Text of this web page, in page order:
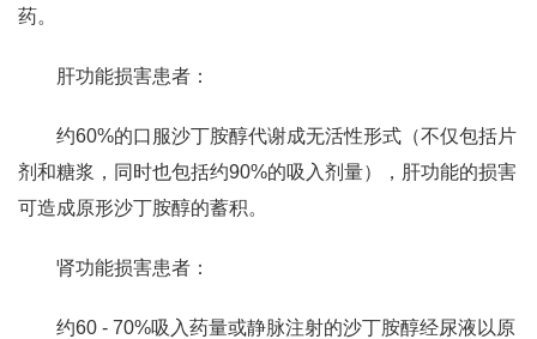
药。
肝功能损害患者：
约60%的口服沙丁胺醇代谢成无活性形式（不仅包括片
剂和糖浆，同时也包括约90%的吸入剂量），肝功能的损害
可造成原形沙丁胺醇的蓄积。
肾功能损害患者：
约60 - 70%吸入药量或静脉注射的沙丁胺醇经尿液以原